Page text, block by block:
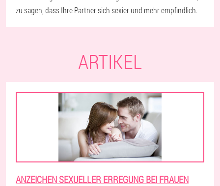
zu sagen, dass Ihre Partner sich sexier und mehr empfindlich.
ARTIKEL
ANZEICHEN SEXUELLER ERREGUNG BEI FRAUEN